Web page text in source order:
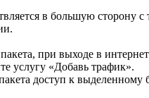
в большую сторону с
при выходе в
услугу «Добавь трафик».
доступ к выделенному